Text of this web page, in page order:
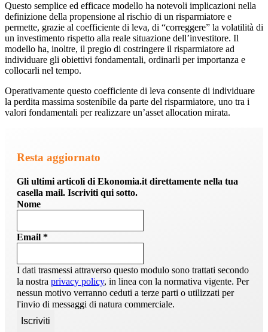
Questo semplice ed efficace modello ha notevoli implicazioni nella
definizione della propensione al rischio di un risparmiatore e
permette, grazie al coefficiente di leva, di “correggere” la volatilità di
un investimento rispetto alla reale situazione dell’investitore. Il
modello ha, inoltre, il pregio di costringere il risparmiatore ad
individuare gli obiettivi fondamentali, ordinarli per importanza e
collocarli nel tempo.
Operativamente questo coefficiente di leva consente di individuare
la perdita massima sostenibile da parte del risparmiatore, uno tra i
valori fondamentali per realizzare un’asset allocation mirata.
Resta aggiornato
Gli ultimi articoli di Ekonomia.it direttamente nella tua
casella mail. Iscriviti qui sotto.
Nome
Email *
I dati trasmessi attraverso questo modulo sono trattati secondo
la nostra privacy policy, in linea con la normativa vigente. Per
nessun motivo verranno ceduti a terze parti o utilizzati per
l'invio di messaggi di natura commerciale.